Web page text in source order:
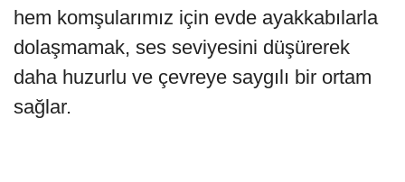
hem komşularımız için evde ayakkabılarla
dolaşmamak, ses seviyesini düşürerek
daha huzurlu ve çevreye saygılı bir ortam
sağlar.